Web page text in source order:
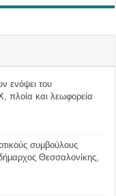
ενόψει του
πλοία και λεωφορεία
συμβούλους
Θεσσαλονίκης,